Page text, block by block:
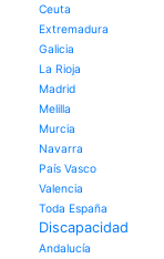
Ceuta
Extremadura
Galicia
La Rioja
Madrid
Melilla
Murcia
Navarra
País Vasco
Valencia
Toda España
Discapacidad
Andalucía